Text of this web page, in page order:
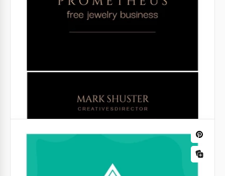
Cartão de visita do Studio de Animação
em Gradiente
Você quer atualizar o design dos cartões de visita do